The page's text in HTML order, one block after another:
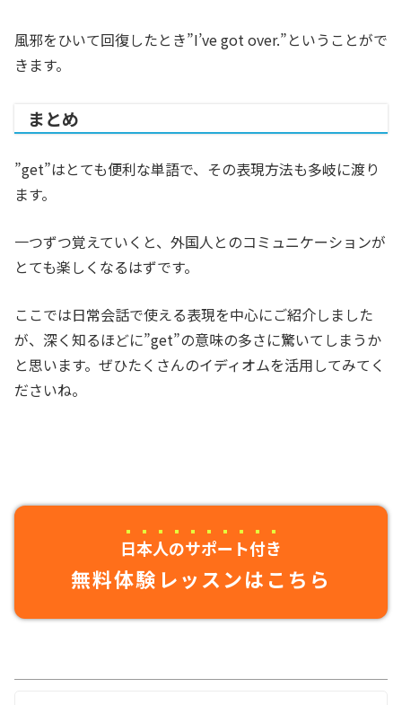
風邪をひいて回復したとき”I’ve got over.”ということがで
きます。
まとめ
”get”はとても便利な単語で、その表現方法も多岐に渡り
ます。
一つずつ覚えていくと、外国人とのコミュニケーションが
とても楽しくなるはずです。
ここでは日常会話で使える表現を中心にご紹介しました
が、深く知るほどに”get”の意味の多さに驚いてしまうか
と思います。ぜひたくさんのイディオムを活用してみてく
ださいね。
日本人のサポート付き
無料体験レッスンはこちら